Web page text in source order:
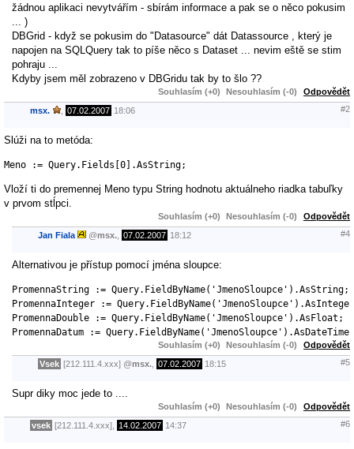
žádnou aplikaci nevytvářím - sbírám informace a pak se o něco pokusim
... )
DBGrid - když se pokusim do "Datasource" dát Datassource , který je
napojen na SQLQuery tak to píše něco s Dataset ... nevim eště se stim
pohraju ...
Kdyby jsem měl zobrazeno v DBGridu tak by to šlo ??
Souhlasím (+0) Nesouhlasím (-0) Odpovědět
msx. 07.02.2007 18:06 #2
Slúži na to metóda:
Vloží ti do premennej Meno typu String hodnotu aktuálneho riadka tabuľky
v prvom stĺpci.
Souhlasím (+0) Nesouhlasím (-0) Odpovědět
Jan Fiala @msx. 07.02.2007 18:12 #4
Alternativou je přístup pomocí jména sloupce:
PromennaString := Query.FieldByName('JmenoSloupce').AsString;
PromennaInteger :=
PromennaDouble := Query.FieldByName('JmenoSloupce').AsFloat;
PromennaDatum := Query.FieldByName('JmenoSloupce').AsDateTime;
Souhlasím (+0) Nesouhlasím (-0) Odpovědět
Vsek [212.111.4.xxx] @msx. 07.02.2007 18:15 #5
Supr diky moc jede to ....
Souhlasím (+0) Nesouhlasím (-0) Odpovědět
vsek [212.111.4.xxx], 14.02.2007 14:37 #6